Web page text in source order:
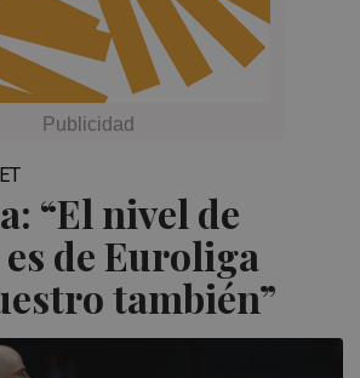
“El nivel de
de Euroliga
también”